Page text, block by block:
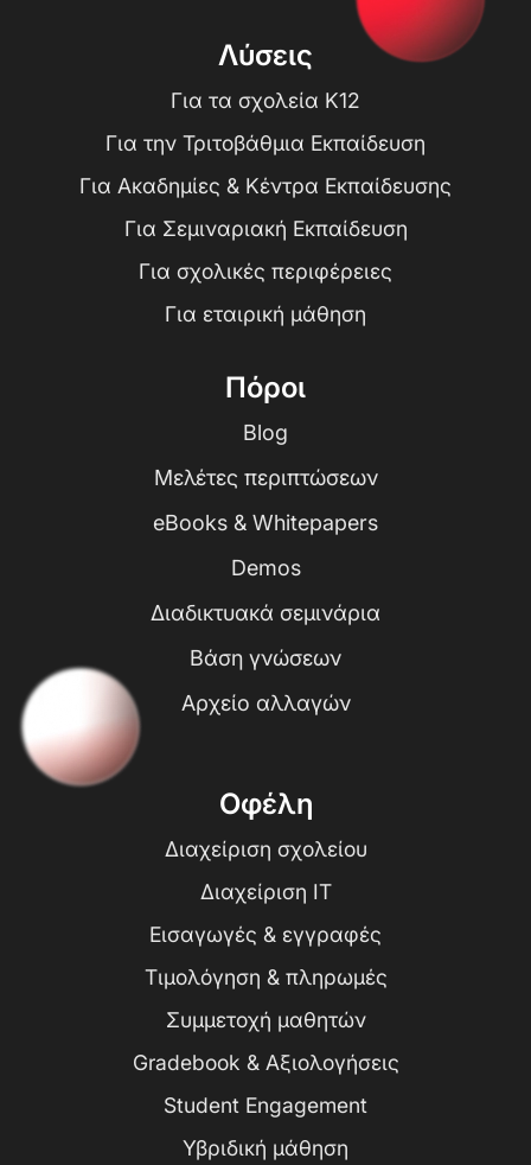
Λύσεις
Για τα σχολεία K12
Για την Τριτοβάθμια Εκπαίδευση
Για Ακαδημίες & Κέντρα Εκπαίδευσης
Για Σεμιναριακή Εκπαίδευση
Για σχολικές περιφέρειες
Για εταιρική μάθηση
Πόροι
Blog
Μελέτες περιπτώσεων
eBooks & Whitepapers
Demos
Διαδικτυακά σεμινάρια
Βάση γνώσεων
Αρχείο αλλαγών
Οφέλη
Διαχείριση σχολείου
Διαχείριση IT
Εισαγωγές & εγγραφές
Τιμολόγηση & πληρωμές
Συμμετοχή μαθητών
Gradebook & Αξιολογήσεις
Student Engagement
Υβριδική μάθηση